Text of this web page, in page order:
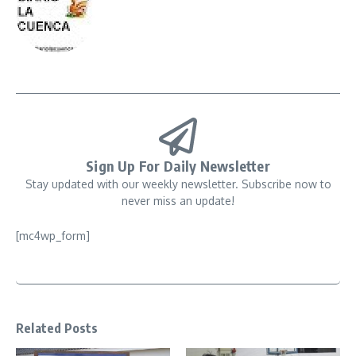
Sign Up For Daily Newsletter
Stay updated with our weekly newsletter. Subscribe now to
never miss an update!
[mc4wp_form]
Related Posts